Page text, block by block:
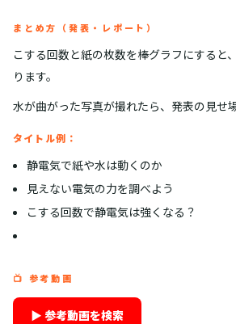
まとめ方（発表・レポート）
こする回数と紙の枚数を棒グラフにすると
ります。
水が曲がった写真が撮れたら、発表の見せ
タイトル例：
静電気で紙や水は動くのか
見えない電気の力を調べよう
こする回数で静電気は強くなる？
📺 参考動画
▶ 参考動画を検索